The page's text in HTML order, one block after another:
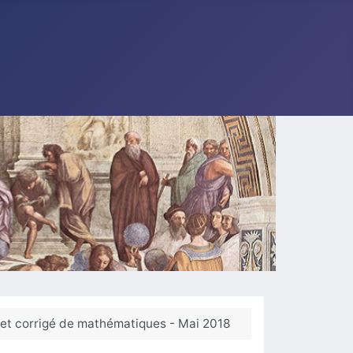
corrigé de mathématiques - Mai 2018